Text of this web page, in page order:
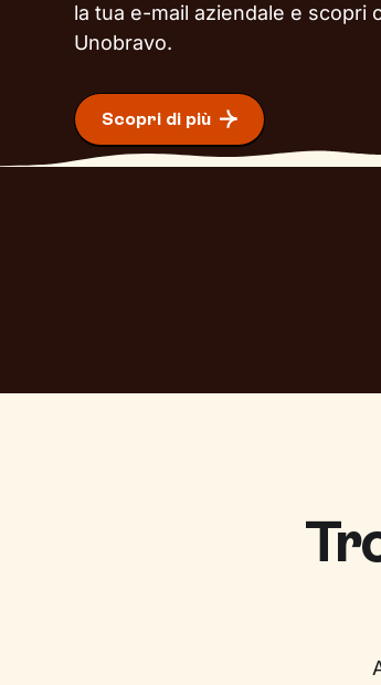
la tua e-mail aziendale e scopri
Unobravo.
Scopri di più